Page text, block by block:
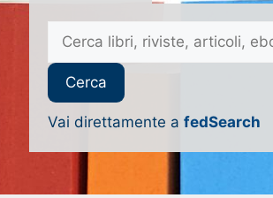
Vai direttamente a fedSearch